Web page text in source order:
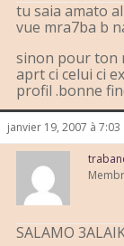
tu saia amato
vue mra7ba b
sinon pour ton
aprt ci celui ci
profil .bonne
janvier 19, 2007 à 7:03
SALAMO